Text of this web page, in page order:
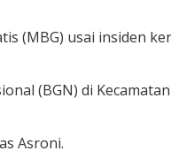
(MBG) usai insiden
(BGN) di
Asroni.